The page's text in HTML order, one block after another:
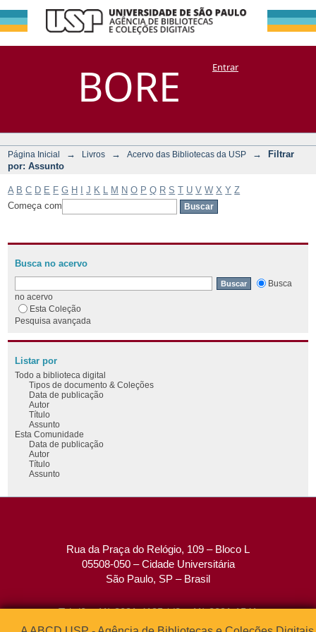
BORE
Filtrar por:
Assunto
DSpace/Manakin + CoriscoEntrar
Página Inicial → Livros → Acervo das Bibliotecas da USP →
Filtrar
por: Assunto
A B C D E F G H J K M N O P Q R S T U V W X Y Z
Começa com
Busca no acervo
Busca
no acervo
Esta Coleção
Pesquisa avançada
Listar por
Todo a biblioteca digital
Tipos de documento & Coleções
Data de publicação
Autor
Título
Assunto
Esta Comunidade
Data de publicação
Autor
Título
Assunto
Rua da Praça do Relógio, 109 – Bloco L
05508-050 – Cidade Universitária
São Paulo, SP – Brasil
Tel: (0xx11) 3091-4195 / (0xx11) 3091-1541
Fax: (0xx11) 3091-1567